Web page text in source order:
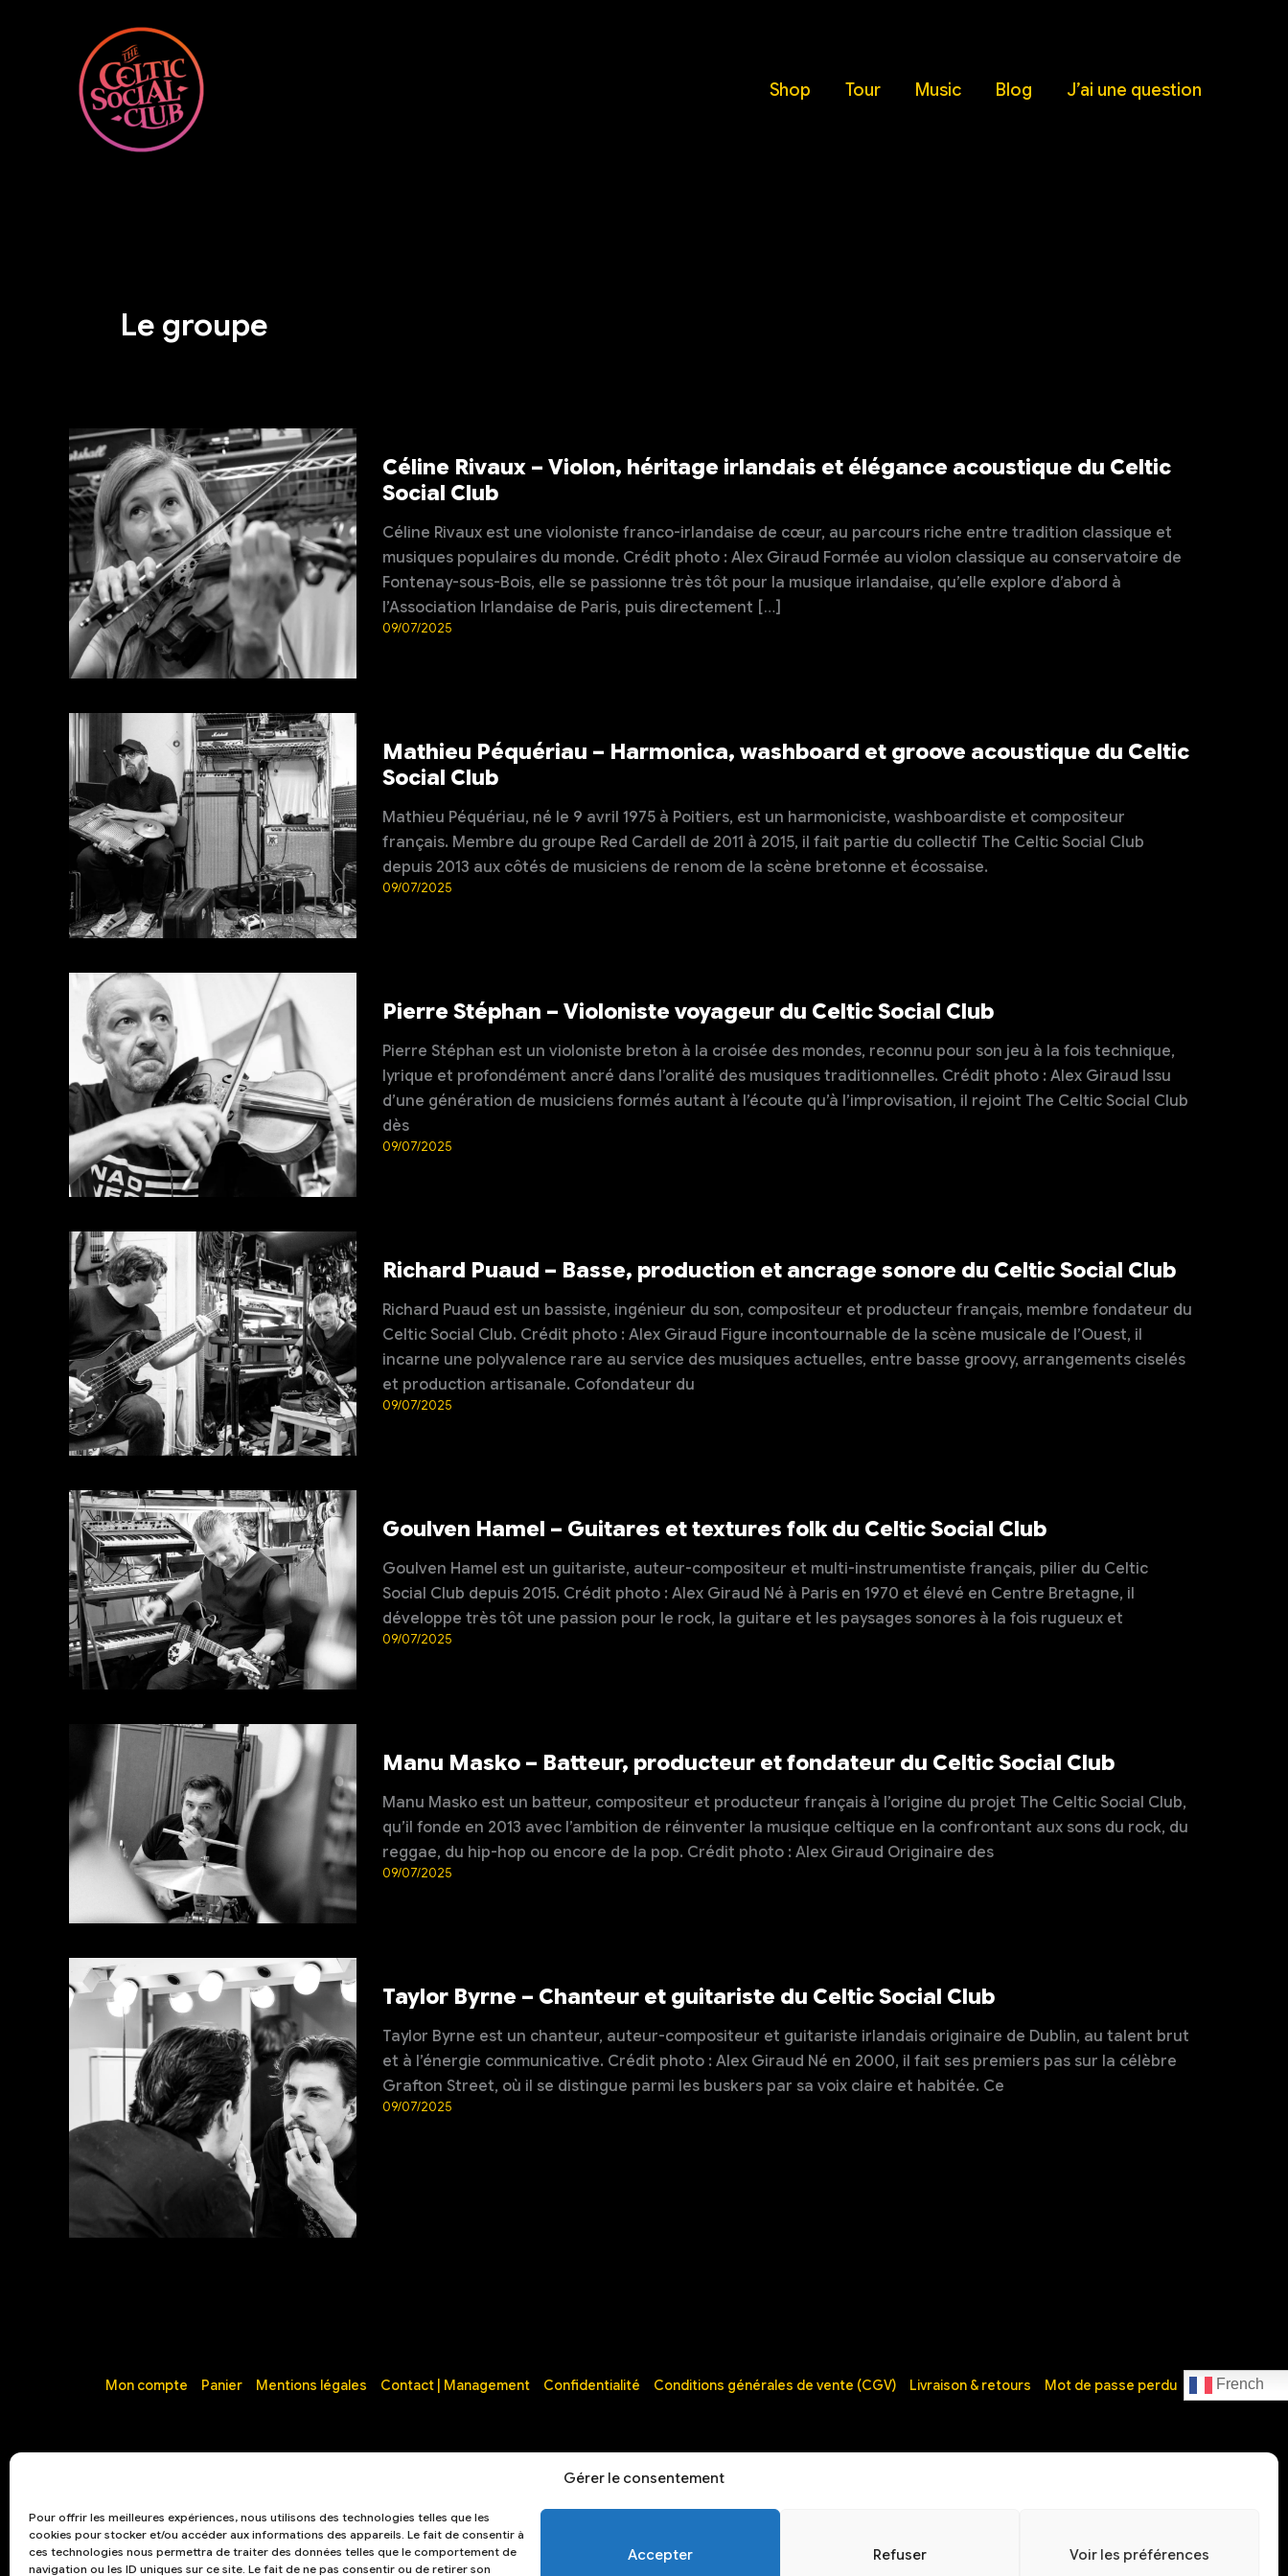
Gérer le consentement
Pour offrir les meilleures expériences, nous utilisons des technologies telles que les
cookies pour stocker et/ou accéder aux informations des appareils. Le fait de consentir à
ces technologies nous permettra de traiter des données telles que le comportement de
navigation ou les ID uniques sur ce site. Le fait de ne pas consentir ou de retirer son
Accepter Refuser Voir les préférences
Shop
Tour Music Blog J’ai une question
Le groupe
Céline Rivaux – Violon, héritage irlandais et élégance acoustique du Celtic
Social Club
Céline Rivaux est une violoniste franco-irlandaise de cœur, au parcours riche entre tradition classique et
musiques populaires du monde. Crédit photo : Alex Giraud Formée au violon classique au conservatoire de
Fontenay-sous-Bois, elle se passionne très tôt pour la musique irlandaise, qu’elle explore d’abord à
l’Association Irlandaise de Paris, puis directement […]
09/07/2025
Mathieu Péquériau – Harmonica, washboard et groove acoustique du Celtic
Social Club
Mathieu Péquériau, né le 9 avril 1975 à Poitiers, est un harmoniciste, washboardiste et compositeur
français. Membre du groupe Red Cardell de 2011 à 2015, il fait partie du collectif The Celtic Social Club
depuis 2013 aux côtés de musiciens de renom de la scène bretonne et écossaise.
09/07/2025
Pierre Stéphan – Violoniste voyageur du Celtic Social Club
Pierre Stéphan est un violoniste breton à la croisée des mondes, reconnu pour son jeu à la fois technique,
lyrique et profondément ancré dans l’oralité des musiques traditionnelles. Crédit photo : Alex Giraud Issu
d’une génération de musiciens formés autant à l’écoute qu’à l’improvisation, il rejoint The Celtic Social Club
dès
09/07/2025
Richard Puaud – Basse, production et ancrage sonore du Celtic Social Club
Richard Puaud est un bassiste, ingénieur du son, compositeur et producteur français, membre fondateur du
Celtic Social Club. Crédit photo : Alex Giraud Figure incontournable de la scène musicale de l’Ouest, il
incarne une polyvalence rare au service des musiques actuelles, entre basse groovy, arrangements ciselés
et production artisanale. Cofondateur du
09/07/2025
Goulven Hamel – Guitares et textures folk du Celtic Social Club
Goulven Hamel est un guitariste, auteur-compositeur et multi-instrumentiste français, pilier du Celtic
Social Club depuis 2015. Crédit photo : Alex Giraud Né à Paris en 1970 et élevé en Centre Bretagne, il
développe très tôt une passion pour le rock, la guitare et les paysages sonores à la fois rugueux et
09/07/2025
Manu Masko – Batteur, producteur et fondateur du Celtic Social Club
Manu Masko est un batteur, compositeur et producteur français à l’origine du projet The Celtic Social Club,
qu’il fonde en 2013 avec l’ambition de réinventer la musique celtique en la confrontant aux sons du rock, du
reggae, du hip-hop ou encore de la pop. Crédit photo : Alex Giraud Originaire des
09/07/2025
Taylor Byrne – Chanteur et guitariste du Celtic Social Club
Taylor Byrne est un chanteur, auteur-compositeur et guitariste irlandais originaire de Dublin, au talent brut
et à l’énergie communicative. Crédit photo : Alex Giraud Né en 2000, il fait ses premiers pas sur la célèbre
Grafton Street, où il se distingue parmi les buskers par sa voix claire et habitée. Ce
09/07/2025
Mon compte Panier Mentions légales Contact | Management Confidentialité Conditions générales de vente (CGV) Livraison & retours Mot de passe perdu French